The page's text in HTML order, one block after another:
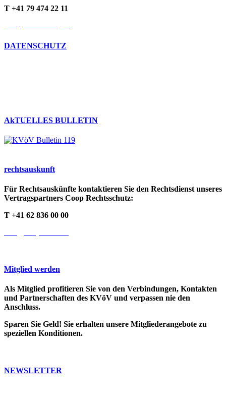
T +41 79 474 22 11
DATENSCHUTZ
AkTUELLES BULLETIN
rechts­auskunft
Für Rechtsauskünfte kontaktieren Sie den Rechtsdienst unseres
Vertragspartners Coop Rechtsschutz:
T +41 62 836 00 00
Mitglied werden
Als Mitglied profitieren Sie von den Verbindungen, Kontakten
und Partnerschaften des KVöV und verpassen nie den
Anschluss.
Sparen Sie Geld! Sie erhalten unsere Mitgliederangebote zu
speziellen Konditionen.
NEWSLETTER